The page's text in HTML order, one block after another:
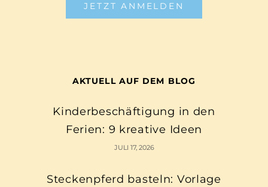
JETZT ANMELDEN
AKTUELL AUF DEM BLOG
Kinderbeschäftigung in den
Ferien: 9 kreative Ideen
JULI 17, 2026
Steckenpferd basteln: Vorlage